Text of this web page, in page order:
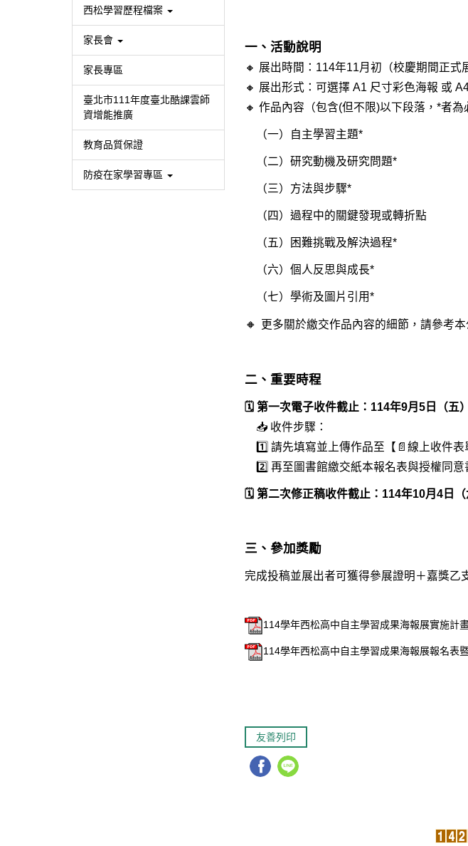
西松學習歷程檔案
家長會
家長專區
臺北市111年度臺北酷課雲師
資增能推廣
教育品質保證
防疫在家學習專區
一、活動說明
🔸 展出時間：114年11月初（校慶期間正式
🔸 展出形式：可選擇 A1 尺寸彩色海報 或
🔸 作品內容（包含(但不限)以下段落，*者為
（一）自主學習主題*
（二）研究動機及研究問題*
（三）方法與步驟*
（四）過程中的關鍵發現或轉折點
（五）困難挑戰及解決過程*
（六）個人反思與成長*
（七）學術及圖片引用*
🔸 更多關於繳交作品內容的細節，請參考
二、重要時程
🗓️ 第一次電子收件截止：114年9月5日（五
📥 收件步驟：
1️⃣ 請先填寫並上傳作品至【📄線上收件表
2️⃣ 再至圖書館繳交紙本報名表與授權同意
🗓️ 第二次修正稿收件截止：114年10月4日（
三、參加獎勵
完成投稿並展出者可獲得參展證明＋嘉獎乙
114學年西松高中自主學習成果海報展實施計
114學年西松高中自主學習成果海報展報名表
友善列印